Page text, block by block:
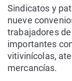
Sindicatos y
nueve
trabajadores
importantes
vitivinícolas,
mercancías.